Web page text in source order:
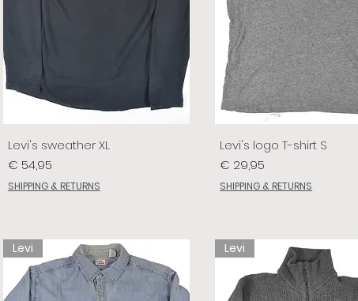
Levi's sweather XL
Prijs
€ 54,95
SHIPPING & RETURNS
Levi's logo T-shirt S
Prijs
€ 29,95
SHIPPING & RETURNS
Levi Levi